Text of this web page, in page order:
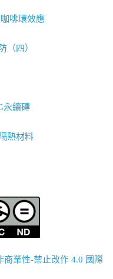
啡環效應
（四）
永續磚
熱材料
商業性-禁止改作 4.0 國際